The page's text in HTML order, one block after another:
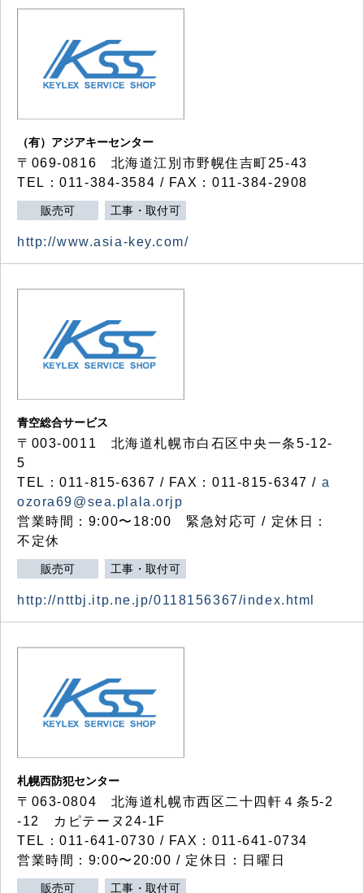
（有）アジアキーセンター
〒069-0816 北海道江別市野幌住吉町25-43
TEL：011-384-3584 / FAX：011-384-2908
販売可 工事・取付可
http://www.asia-key.com/
青空総合サービス
〒003-0011 北海道札幌市白石区中央一条5-12-
5
TEL：011-815-6367 / FAX：011-815-6347 / a
ozora69@sea.plala.orjp
営業時間：9:00〜18:00 緊急対応可 / 定休日：
不定休
販売可 工事・取付可
http://nttbj.itp.ne.jp/0118156367/index.html
札幌西防犯センター
〒063-0804 北海道札幌市西区二十四軒４条5-2
-12 カピテーヌ24-1F
TEL：011-641-0730 / FAX：011-641-0734
営業時間：9:00〜20:00 / 定休日：日曜日
販売可 工事・取付可